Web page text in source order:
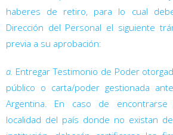
haberes de retiro, para lo cual
Dirección del Personal el siguiente
previa a su aprobación:
a. Entregar Testimonio de Poder
público o carta/poder gestionada
Argentina. En caso de
localidad del país donde no existan